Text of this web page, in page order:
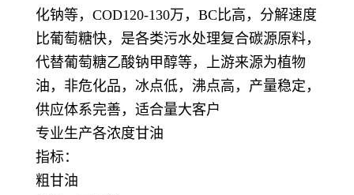
化钠等，COD120-130万，BC比高，分解速度
比葡萄糖快，是各类污水处理复合碳源原料，
代替葡萄糖乙酸钠甲醇等，上游来源为植物
油，非危化品，冰点低，沸点高，产量稳定，
供应体系完善，适合量大客户
专业生产各浓度甘油
指标：
粗甘油